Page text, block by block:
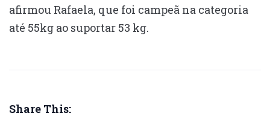
afirmou Rafaela, que foi campeã na categoria
até 55kg ao suportar 53 kg.
Share This: